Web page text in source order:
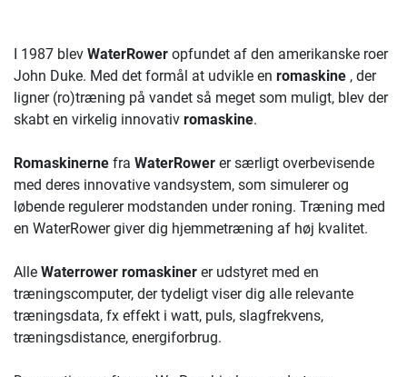
I 1987 blev WaterRower opfundet af den amerikanske roer
John Duke. Med det formål at udvikle en romaskine , der
ligner (ro)træning på vandet så meget som muligt, blev der
skabt en virkelig innovativ romaskine.
Romaskinerne fra WaterRower er særligt overbevisende
med deres innovative vandsystem, som simulerer og
løbende regulerer modstanden under roning. Træning med
en WaterRower giver dig hjemmetræning af høj kvalitet.
Alle Waterrower romaskiner er udstyret med en
træningscomputer, der tydeligt viser dig alle relevante
træningsdata, fx effekt i watt, puls, slagfrekvens,
træningsdistance, energiforbrug.